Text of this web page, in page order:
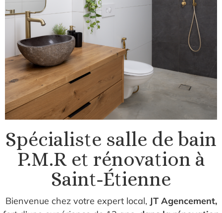
Spécialiste salle de bain
P.M.R et rénovation à
Saint-Étienne
Bienvenue chez votre expert local, JT Agencement,